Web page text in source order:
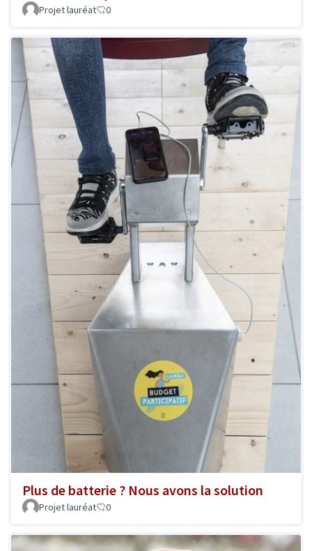
Projet lauréat 0
Plus de batterie ? Nous avons la solution
Projet lauréat 0